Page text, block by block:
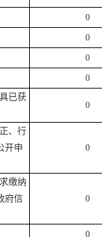
0
0
0
0
已获
0
、行
开申
0
缴纳
府信
0
0